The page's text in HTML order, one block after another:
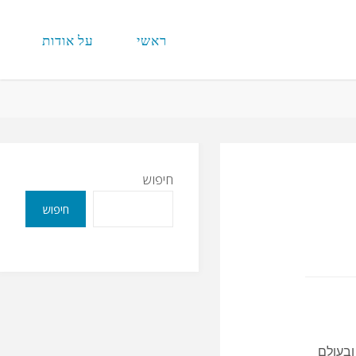
ראשי על אודות
חיפוש
חיפוש